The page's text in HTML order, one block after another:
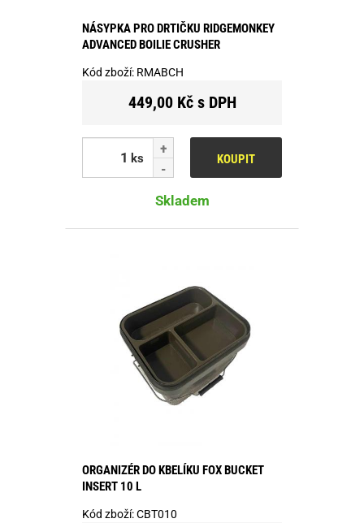
NÁSYPKA PRO DRTIČKU RIDGEMONKEY
ADVANCED BOILIE CRUSHER
Kód zboží: RMABCH
449,00 Kč s DPH
ks KOUPIT
Skladem
ORGANIZÉR DO KBELÍKU FOX BUCKET
INSERT 10 L
Kód zboží:CBT010